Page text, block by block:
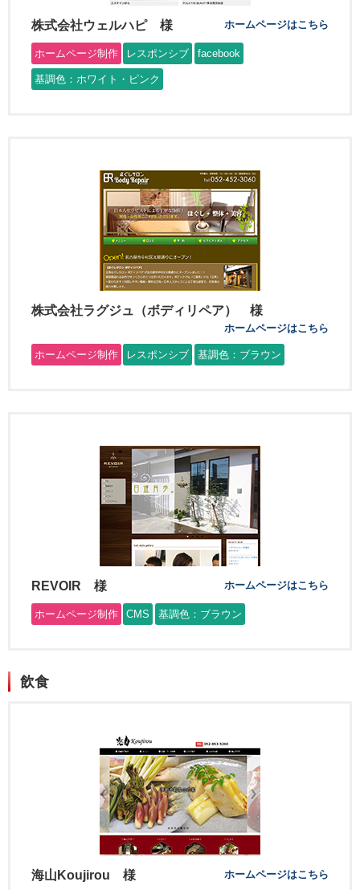
株式会社ウェルハピ 様 ホームページはこちら
ホームページ制作 レスポンシブ facebook
基調色：ホワイト・ピンク
株式会社ラグジュ（ボディリペア） 様
ホームページはこちら
ホームページ制作 レスポンシブ 基調色：ブラウン
REVOIR 様 ホームページはこちら
ホームページ制作 CMS 基調色：ブラウン
飲食
海山Koujirou 様 ホームページはこちら